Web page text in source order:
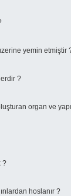
yemin etmiştir
?
organ ve
?
hoslanır ?